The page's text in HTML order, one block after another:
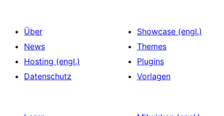
Über
News
Hosting (engl.)
Datenschutz
Showcase (engl.)
Themes
Plugins
Vorlagen